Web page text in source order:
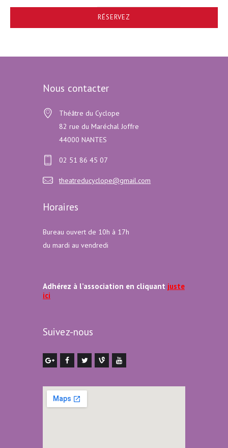
RÉSERVEZ
Nous contacter
Théâtre du Cyclope
82 rue du Maréchal Joffre
44000 NANTES
02 51 86 45 07
theatreducyclope@gmail.com
Horaires
Bureau ouvert de 10h à 17h
du mardi au vendredi
Adhérez à l’association en cliquant juste
ici
Suivez-nous